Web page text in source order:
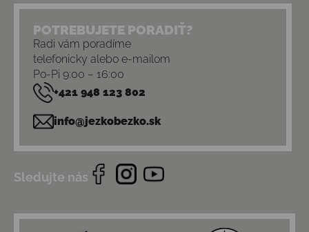
POTREBUJETE PORADIŤ?
Radi vám poradíme
telefonicky alebo e-mailom
Po-Pi 9:00 – 16:00
+421 948 123 802
info@jezkobezko.sk
Sledujte nás